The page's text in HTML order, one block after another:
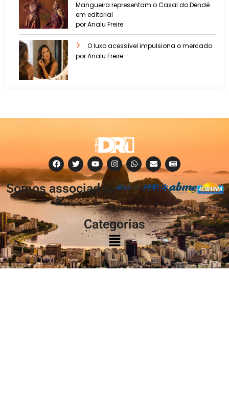
Mangueira representam o Casal do Dendê
em editorial
por Analu Freire
O luxo acessível impulsiona o mercado
por Analu Freire
Somos associados
à:
Categorias